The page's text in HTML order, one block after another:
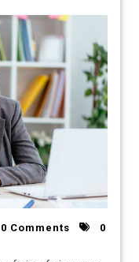
0 Comments
0